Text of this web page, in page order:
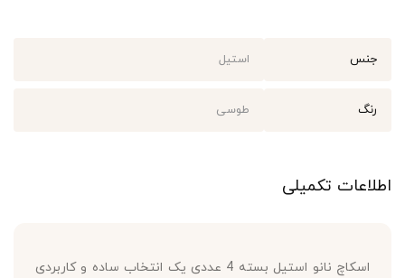
جنس استیل
رنگ طوسی
اطلاعات تکمیلی
اسکاچ نانو استیل بسته 4 عددی یک انتخاب ساده و کاربردی